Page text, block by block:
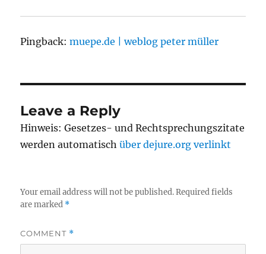
Pingback:muepe.de | weblog peter müller
Leave a Reply
Hinweis: Gesetzes- und Rechtsprechungszitate
werden automatischüber dejure.org verlinkt
Your email address will not be published. Required fields
are marked *
COMMENT *